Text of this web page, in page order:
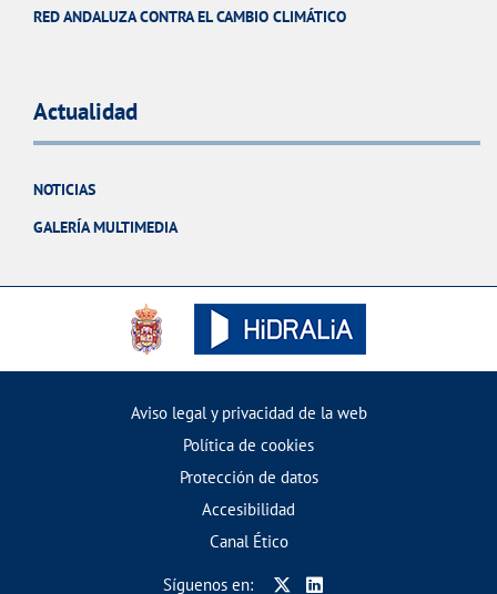
RED ANDALUZA CONTRA EL CAMBIO CLIMÁTICO
Actualidad
NOTICIAS
GALERÍA MULTIMEDIA
Aviso legal y privacidad de la web
Política de cookies
Protección de datos
Accesibilidad
Canal Ético
Síguenos en: